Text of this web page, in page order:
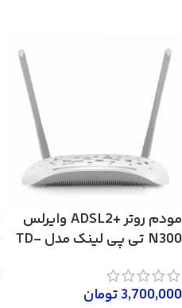
مودم روتر +ADSL2 وایرلس
N300 تی پی لینک مدل TD-
3,700,000تومان